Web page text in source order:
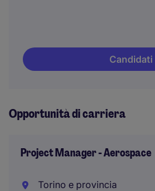
Candidati
Opportunità di carriera
Project Manager - Aerospace
Torino e provincia